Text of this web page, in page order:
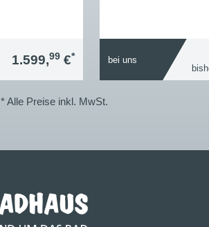
1.599,99 €*
bei uns
* Alle Preise inkl. MwSt.